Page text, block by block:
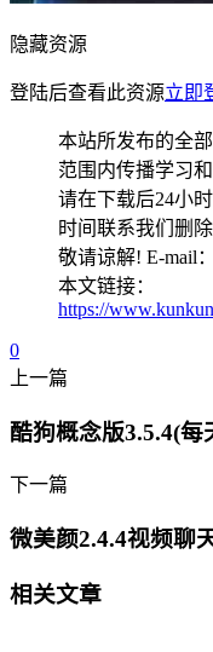
隐藏资源
登陆后查看此资源立即
本站所发布的全
范围内传播学习
请在下载后24小
时间联系我们删除
敬请谅解! E-mail
本文链接：
https://
0
上一篇
酷狗概念版3.5.4(每
下一篇
微美颜2.4.4视频聊
相关文章